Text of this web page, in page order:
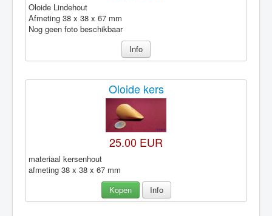
Oloide Lindehout
Afmeting 38 x 38 x 67 mm
Nog geen foto beschikbaar
Info
Oloide kers
25.00 EUR
materiaal kersenhout
afmeting 38 x 38 x 67 mm
Kopen
Info